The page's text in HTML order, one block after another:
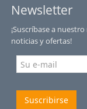
Newsletter
¡Suscríbase a
noticias y ofertas!
Suscribirse